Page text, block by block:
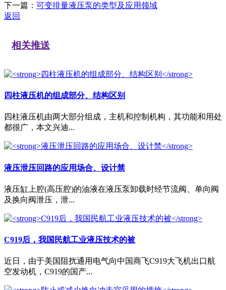
下一篇： 可变排量液压泵的类型及应用领域
返回
相关推送
四柱液压机的组成部分、结构区别
四柱液压机由两大部分组成，主机和控制机构，其功能和用处
都很广，本文兴迪...
液压泄压回路的应用场合、设计禁
液压缸上腔(高压腔)的油液在液压泵卸载时经节流阀、单向阀
及换向阀泄压，泄...
C919后，我国民航工业液压技术的被
近日，由于美国阻扰通用电气向中国商飞C919大飞机出口航
空发动机，C919的国产...